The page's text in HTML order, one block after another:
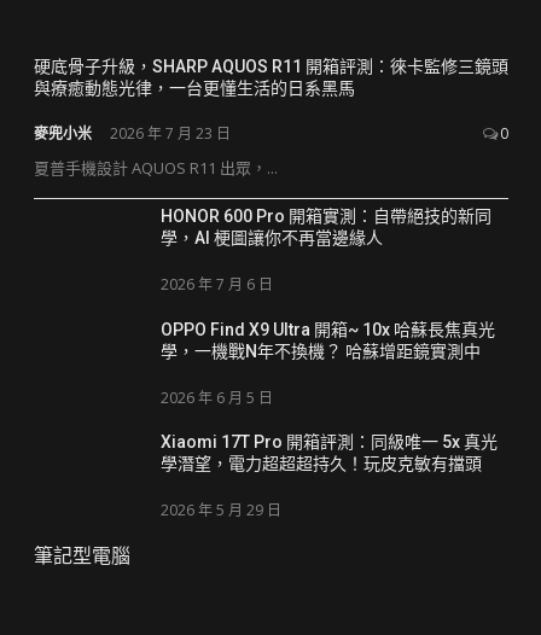
硬底骨子升級，SHARP AQUOS R11 開箱評測：徠卡監修三鏡頭
與療癒動態光律，一台更懂生活的日系黑馬
麥兜小米 2026 年 7 月 23 日 0
夏普手機設計 AQUOS R11 出眾，...
HONOR 600 Pro 開箱實測：自帶絕技的新同
學，AI 梗圖讓你不再當邊緣人
2026 年 7 月 6 日
OPPO Find X9 Ultra 開箱~ 10x 哈蘇長焦真光
學，一機戰N年不換機？ 哈蘇增距鏡實測中
2026 年 6 月 5 日
Xiaomi 17T Pro 開箱評測：同級唯一 5x 真光
學潛望，電力超超超持久！玩皮克敏有擋頭
2026 年 5 月 29 日
筆記型電腦